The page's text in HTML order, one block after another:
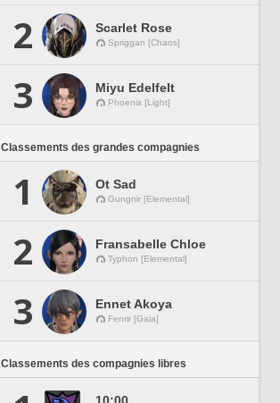
2 Scarlet Rose
Spriggan [Chaos]
3 Miyu Edelfelt
Phoenix [Light]
Classements des grandes compagnies
1 Ot Sad
Gungnir [Elemental]
2 Fransabelle Chloe
Typhon [Elemental]
3 Ennet Akoya
Fenrir [Gaia]
Classements des compagnies libres